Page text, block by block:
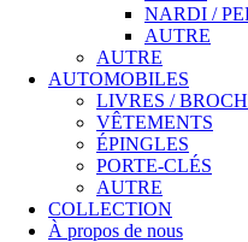
NARDI /
AUTRE
AUTRE
AUTOMOBILES
LIVRES /
VÊTEMENTS
ÉPINGLES
PORTE-CLÉS
AUTRE
COLLECTION
À propos de nous